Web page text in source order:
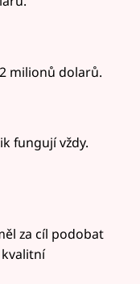
milionů dolarů.
fungují vždy.
za cíl podobat